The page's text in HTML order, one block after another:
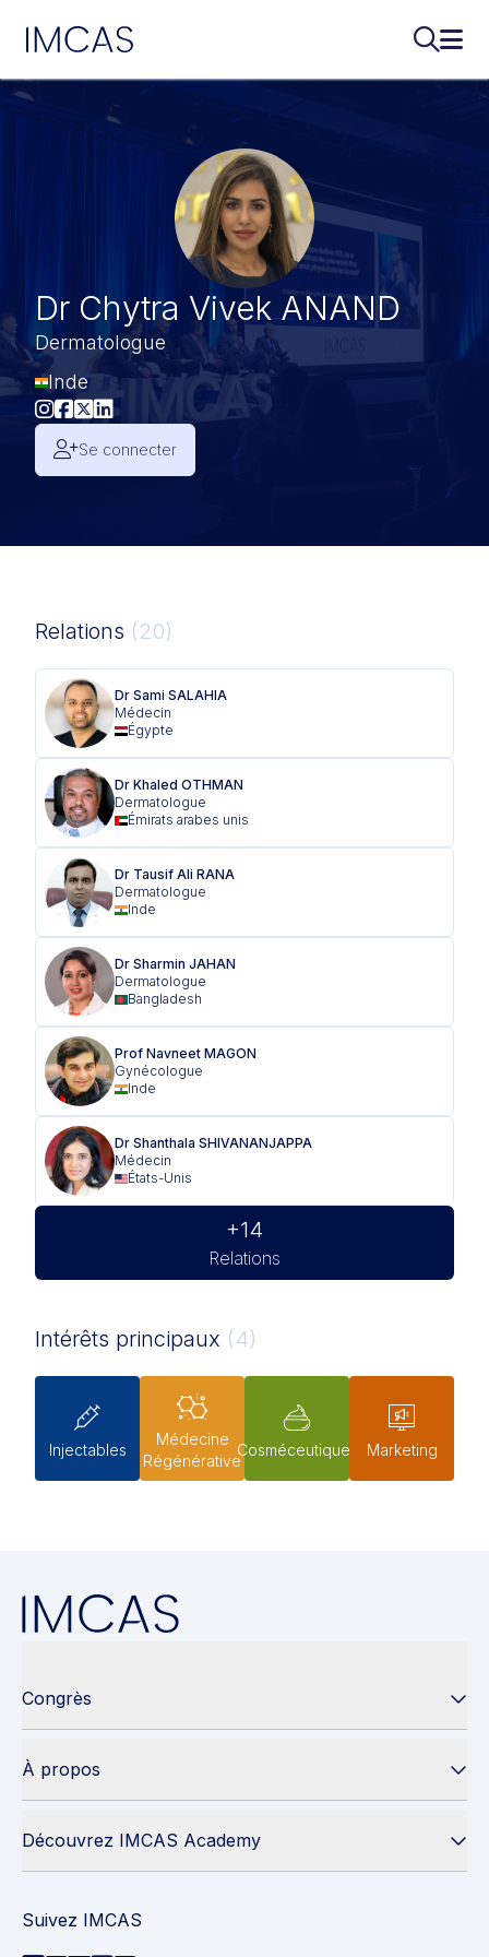
Aller au contenu principal
IMCAS
Dr Chytra Vivek ANAND
Dermatologue
Inde
Se connecter
Relations (20)
Dr Sami SALAHIA
Médecin
Égypte
Dr Khaled OTHMAN
Dermatologue
Émirats arabes unis
Dr Tausif Ali RANA
Dermatologue
Inde
Dr Sharmin JAHAN
Dermatologue
Bangladesh
Prof Navneet MAGON
Gynécologue
Inde
Dr Shanthala SHIVANANJAPPA
Médecin
États-Unis
+14
Relations
Intérêts principaux (4)
Injectables
Médecine
Régénérative
Cosméceutiques Marketing
Congrès
À propos
Découvrez IMCAS Academy
Suivez IMCAS